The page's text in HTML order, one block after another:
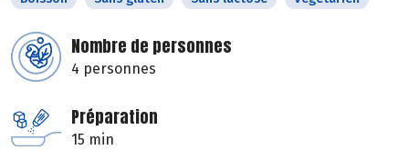
Nombre de personnes
4 personnes
Préparation
15 min